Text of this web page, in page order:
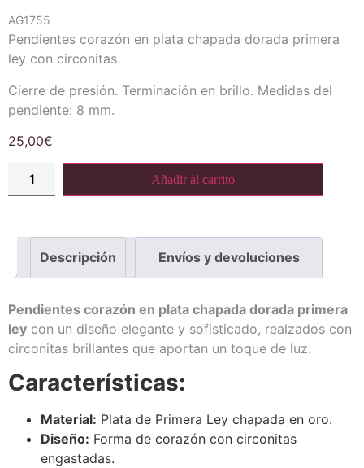
AG1755
Pendientes corazón en plata chapada dorada primera
ley con circonitas.
Cierre de presión. Terminación en brillo. Medidas del
pendiente: 8 mm.
25,00€
Añadir al carrito
Descripción Envíos y devoluciones
Pendientes corazón en plata chapada dorada primera
ley con un diseño elegante y sofisticado, realzados con
circonitas brillantes que aportan un toque de luz.
Características:
Material: Plata de Primera Ley chapada en oro.
Diseño: Forma de corazón con circonitas
engastadas.